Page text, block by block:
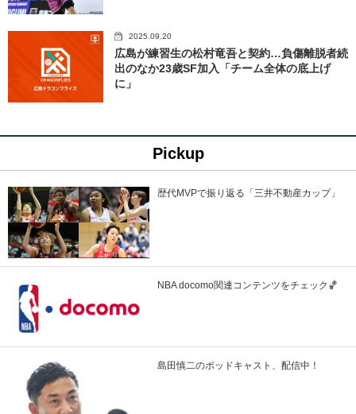
2025.09.20
広島が練習生の松村竜吾と契約…負傷離脱者続
出のなか23歳SF加入「チーム全体の底上げ
に」
Pickup
歴代MVPで振り返る「三井不動産カップ」
NBA docomo関連コンテンツをチェック🏀
島田慎二のポッドキャスト、配信中！